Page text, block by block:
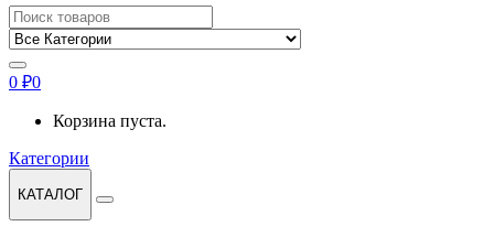
Найти:
0 ₽0
Корзина пуста.
Категории
КАТАЛОГ